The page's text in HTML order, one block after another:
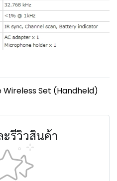
Wireless Set (Handheld)
รีวิวสินค้า